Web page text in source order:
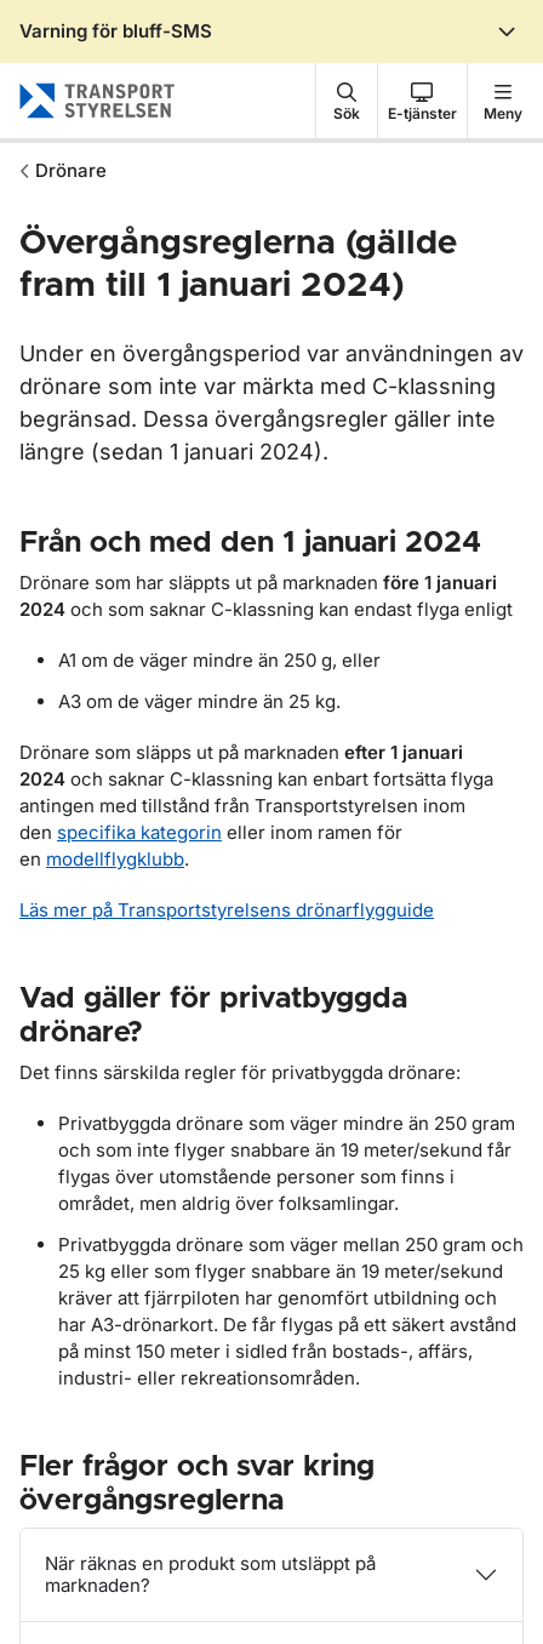
Varning för bluff-SMS
Sök E-tjänster Meny
Drönare
Övergångsreglerna (gällde
fram till 1 januari 2024)
Under en övergångsperiod var användningen av
drönare som inte var märkta med C-klassning
begränsad. Dessa övergångsregler gäller inte
längre (sedan 1 januari 2024).
Från och med den 1 januari 2024
Drönare som har släppts ut på marknaden före 1 januari
2024 och som saknar C-klassning kan endast flyga enligt
A1 om de väger mindre än 250 g, eller
A3 om de väger mindre än 25 kg.
Drönare som släpps ut på marknaden efter 1 januari
2024 och saknar C-klassning kan enbart fortsätta flyga
antingen med tillstånd från Transportstyrelsen inom
den specifika kategorin eller inom ramen för
en modellflygklubb.
Läs mer på Transportstyrelsens drönarflygguide
Vad gäller för privatbyggda
drönare?
Det finns särskilda regler för privatbyggda drönare:
Privatbyggda drönare som väger mindre än 250 gram
och som inte flyger snabbare än 19 meter/sekund får
flygas över utomstående personer som finns i
området, men aldrig över folksamlingar.
Privatbyggda drönare som väger mellan 250 gram och
25 kg eller som flyger snabbare än 19 meter/sekund
kräver att fjärrpiloten har genomfört utbildning och
har A3-drönarkort. De får flygas på ett säkert avstånd
på minst 150 meter i sidled från bostads-, affärs,
industri- eller rekreationsområden.
Fler frågor och svar kring
övergångsreglerna
När räknas en produkt som utsläppt på
marknaden?